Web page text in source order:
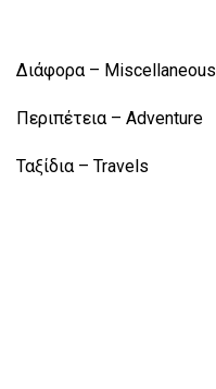
Διάφορα – Miscellaneous
Περιπέτεια – Adventure
Ταξίδια – Travels